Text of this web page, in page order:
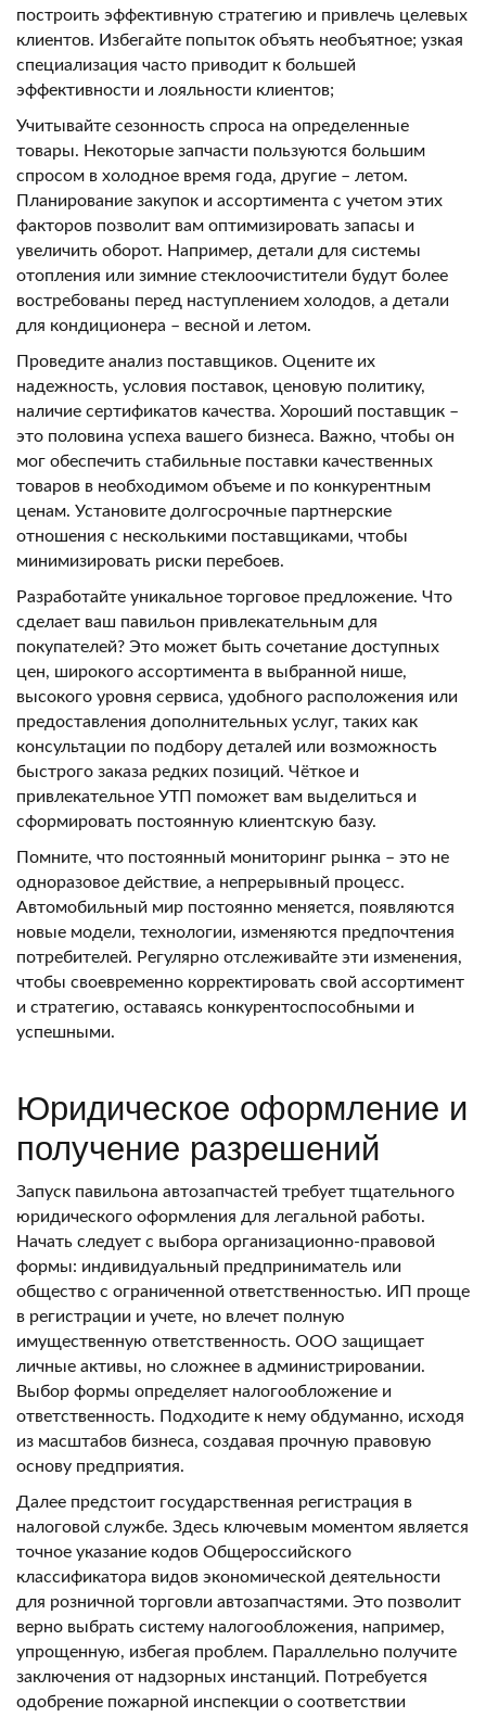
построить эффективную стратегию и привлечь целевых
клиентов. Избегайте попыток объять необъятное; узкая
специализация часто приводит к большей
эффективности и лояльности клиентов;
Учитывайте сезонность спроса на определенные
товары. Некоторые запчасти пользуются большим
спросом в холодное время года, другие – летом.
Планирование закупок и ассортимента с учетом этих
факторов позволит вам оптимизировать запасы и
увеличить оборот. Например, детали для системы
отопления или зимние стеклоочистители будут более
востребованы перед наступлением холодов, а детали
для кондиционера – весной и летом.
Проведите анализ поставщиков. Оцените их
надежность, условия поставок, ценовую политику,
наличие сертификатов качества. Хороший поставщик –
это половина успеха вашего бизнеса. Важно, чтобы он
мог обеспечить стабильные поставки качественных
товаров в необходимом объеме и по конкурентным
ценам. Установите долгосрочные партнерские
отношения с несколькими поставщиками, чтобы
минимизировать риски перебоев.
Разработайте уникальное торговое предложение. Что
сделает ваш павильон привлекательным для
покупателей? Это может быть сочетание доступных
цен, широкого ассортимента в выбранной нише,
высокого уровня сервиса, удобного расположения или
предоставления дополнительных услуг, таких как
консультации по подбору деталей или возможность
быстрого заказа редких позиций. Чёткое и
привлекательное УТП поможет вам выделиться и
сформировать постоянную клиентскую базу.
Помните, что постоянный мониторинг рынка – это не
одноразовое действие, а непрерывный процесс.
Автомобильный мир постоянно меняется, появляются
новые модели, технологии, изменяются предпочтения
потребителей. Регулярно отслеживайте эти изменения,
чтобы своевременно корректировать свой ассортимент
и стратегию, оставаясь конкурентоспособными и
успешными.
Юридическое оформление и
получение разрешений
Запуск павильона автозапчастей требует тщательного
юридического оформления для легальной работы.
Начать следует с выбора организационно-правовой
формы: индивидуальный предприниматель или
общество с ограниченной ответственностью. ИП проще
в регистрации и учете, но влечет полную
имущественную ответственность. ООО защищает
личные активы, но сложнее в администрировании.
Выбор формы определяет налогообложение и
ответственность. Подходите к нему обдуманно, исходя
из масштабов бизнеса, создавая прочную правовую
основу предприятия.
Далее предстоит государственная регистрация в
налоговой службе. Здесь ключевым моментом является
точное указание кодов Общероссийского
классификатора видов экономической деятельности
для розничной торговли автозапчастями. Это позволит
верно выбрать систему налогообложения, например,
упрощенную, избегая проблем. Параллельно получите
заключения от надзорных инстанций. Потребуется
одобрение пожарной инспекции о соответствии